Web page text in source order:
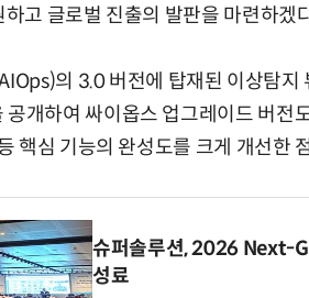
고 글로벌 진출의 발판을 마련하겠
의 3.0 버전에 탑재된 이상탐지
공개하여 싸이옵스 업그레이드 버전
핵심 기능의 완성도를 크게 개선한
슈퍼솔루션, 2026 Next-
성료